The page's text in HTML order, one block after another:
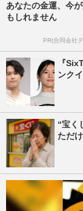
あなたの金運、今
もしれません
PR(合同会社
『
ンク
“宝く
ただけ